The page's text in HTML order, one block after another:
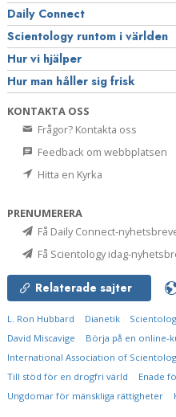
Daily Connect
Scientology runtom i världen
Hur vi hjälper
Hur man håller sig frisk
KONTAKTA OSS
Frågor? Kontakta oss
Feedback om webbplatsen
Hitta en Kyrka
PRENUMERERA
Få Daily Connect-
Få Scientology idag-
Relaterade sajter
L. Ron Hubbard Dianetik
David Miscavige
Börja på en online-
International Association of
Till stöd för en drogfri värld
Enade
Ungdomar för mänskliga rättigheter